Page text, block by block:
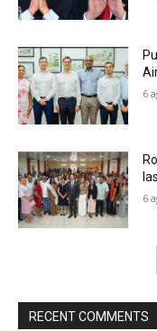
6
6
RECENT COMMENTS